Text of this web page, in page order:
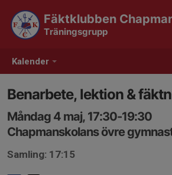
Kalender
Fäktklubben
Träningsgrupp
Benarbete, lektion &
Måndag 4 maj, 17:30-19:30
Chapmanskolans övre
Samling: 17:15